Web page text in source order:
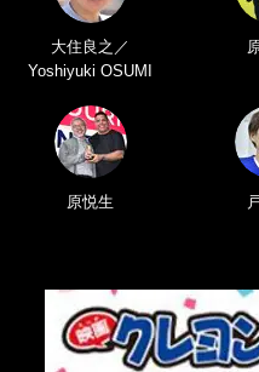
大住良之／
Yoshiyuki OSUMI
原悦生